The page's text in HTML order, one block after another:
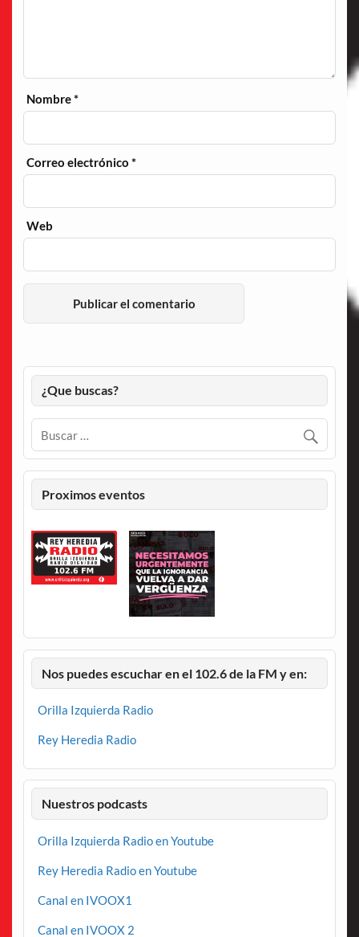
Nombre*
Correo electrónico*
Web
¿Que buscas?
Proximos eventos
Nos puedes escuchar en el 102.6 de la FM y en:
Orilla Izquierda Radio
Rey Heredia Radio
Nuestros podcasts
Orilla Izquierda Radio en Youtube
Rey Heredia Radio en Youtube
Canal en IVOOX1
Canal en IVOOX 2